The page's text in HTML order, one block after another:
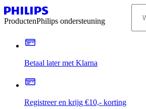
ProductenPhilips ondersteuning
Betaal later met Klarna
Registreer en krijg €10,- korting